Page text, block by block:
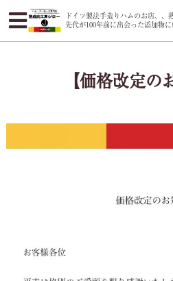
ドイツ製法手造りハムのお店、、
先代が100年前に出会った添加物
【価格改定の